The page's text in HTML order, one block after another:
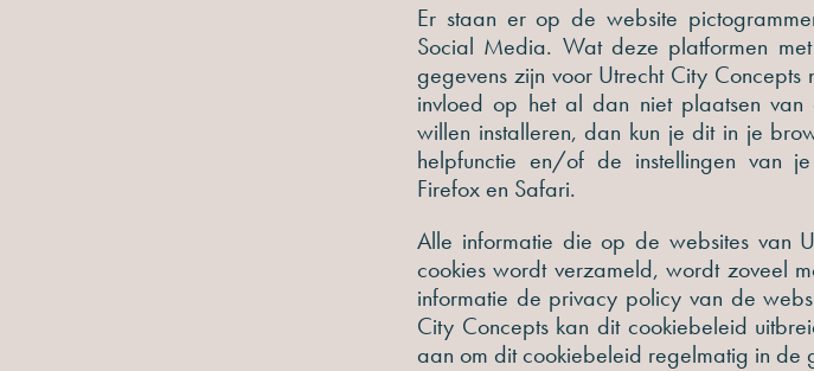
Er staan er op de website
Social Media. Wat deze platformen
gegevens zijn voor Utrecht City
invloed op het al dan niet plaatsen
willen installeren, dan kun je dit in je
helpfunctie en/of de instellingen van
Firefox en Safari.
Alle informatie die op de websites van
cookies wordt verzameld, wordt zoveel
informatie de privacy policy van de
City Concepts kan dit cookiebeleid
aan om dit cookiebeleid regelmatig in de